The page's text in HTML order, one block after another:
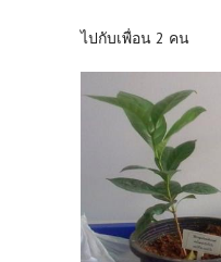
ไปกับเพื่อน 2 คน